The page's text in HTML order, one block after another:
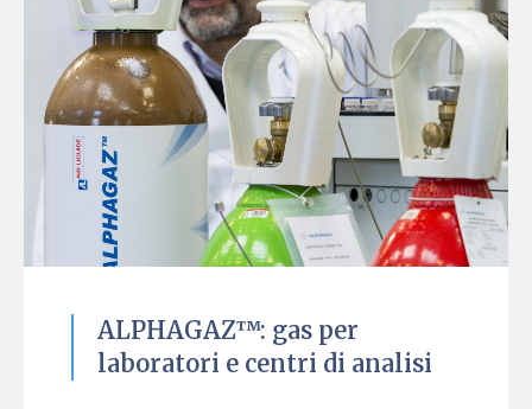
ALPHAGAZ™: gas per
laboratori e centri di analisi